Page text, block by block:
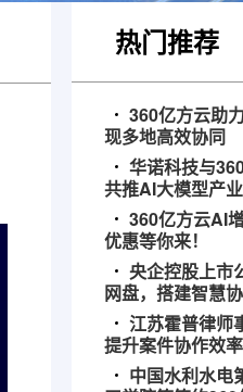
热门推荐
360亿方云助
现多地高效协同
华诺科技与
共推AI大模型产
360亿方云AI
优惠等你来！
央企控股上市
网盘，搭建智慧
江苏霍普律师
提升案件协作效率
中国水利水电